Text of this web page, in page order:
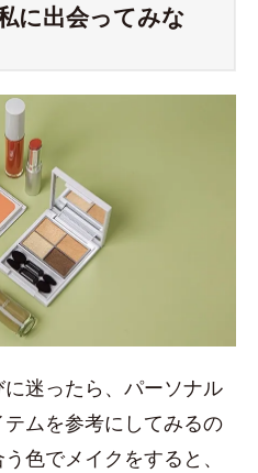
に出会ってみな
迷ったら、パーソナル
ムを参考にしてみるの
色でメイクをすると、